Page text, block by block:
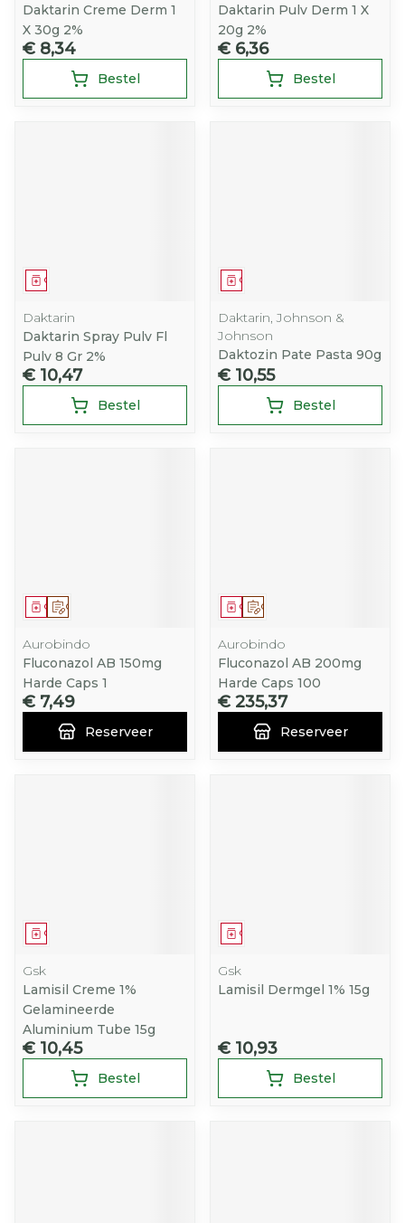
Daktarin Creme Derm 1
X 30g 2%
€ 8,34
Bestel
Daktarin Pulv Derm 1 X
20g 2%
€ 6,36
Bestel
Geneesmiddel
Daktarin
Daktarin Spray Pulv Fl
Pulv 8 Gr 2%
€ 10,47
Bestel
Geneesmiddel
Daktarin, Johnson &
Johnson
Daktozin Pate Pasta 90g
€ 10,55
Bestel
Op voorschrift
Geneesmiddel
Aurobindo
Fluconazol AB 150mg
Harde Caps 1
€ 7,49
Reserveer
Op voorschrift
Geneesmiddel
Aurobindo
Fluconazol AB 200mg
Harde Caps 100
€ 235,37
Reserveer
Geneesmiddel
Gsk
Lamisil Creme 1%
Gelamineerde
Aluminium Tube 15g
€ 10,45
Bestel
Geneesmiddel
Gsk
Lamisil Dermgel 1% 15g
€ 10,93
Bestel